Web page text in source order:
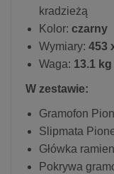
kradzieżą
Kolor: czarny
Wymiary: 453
Waga: 13.1 kg
W zestawie:
Gramofon
Slipmata
Główka
Pokrywa